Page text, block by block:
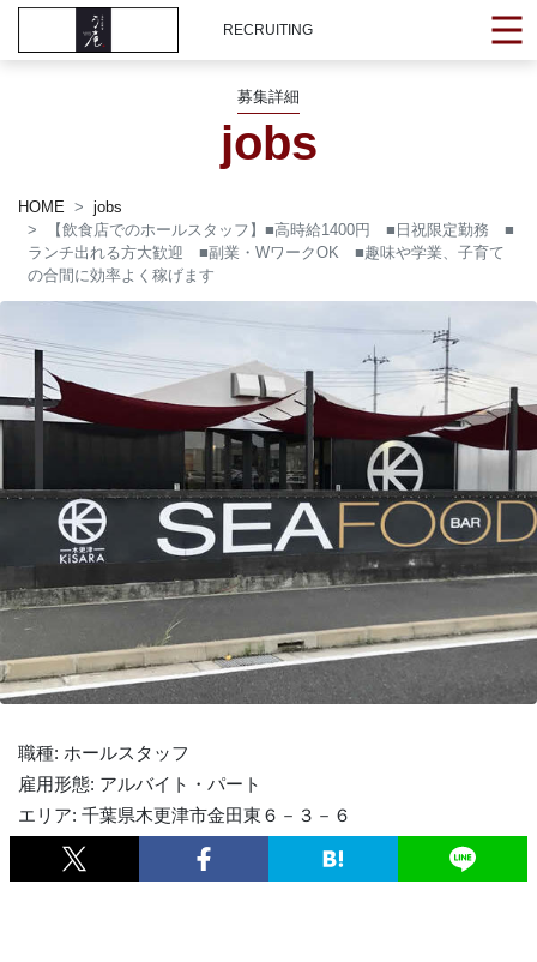
RECRUITING
募集詳細
jobs
HOME
jobs
【飲食店でのホールスタッフ】■高時給1400円 ■日祝限定勤務 ■
ランチ出れる方大歓迎 ■副業・WワークOK ■趣味や学業、子育て
の合間に効率よく稼げます
職種: ホールスタッフ
雇用形態: アルバイト・パート
エリア: 千葉県木更津市金田東６－３－６